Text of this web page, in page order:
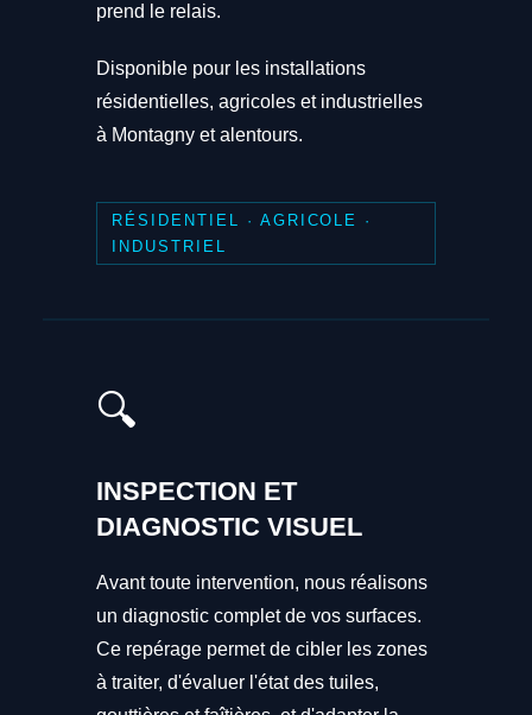
prend le relais.
Disponible pour les installations
résidentielles, agricoles et industrielles
à Montagny et alentours.
RÉSIDENTIEL · AGRICOLE ·
INDUSTRIEL
🔍
INSPECTION ET
DIAGNOSTIC VISUEL
Avant toute intervention, nous réalisons
un diagnostic complet de vos surfaces.
Ce repérage permet de cibler les zones
à traiter, d'évaluer l'état des tuiles,